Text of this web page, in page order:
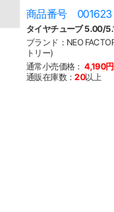
商品番号 001623
タイヤチューブ 5.00/
ブランド：NEO
トリー)
通常小売価格： 4,190円
通販在庫数：20以上